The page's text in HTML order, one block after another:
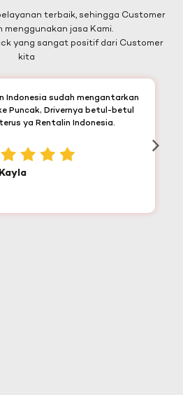
terbaik, sehingga Customer
menggunakan jasa Kami.
yang sangat positif dari Customer
kita
Indonesia sudah mengantarkan
Puncak, Drivernya betul-betul
ya Rentalin Indonesia.
Kayla